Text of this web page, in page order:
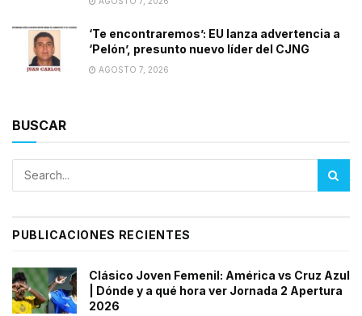
‘Te encontraremos’: EU lanza advertencia a
‘Pelón’, presunto nuevo líder del CJNG
AGOSTO 7, 2026
BUSCAR
PUBLICACIONES RECIENTES
Clásico Joven Femenil: América vs Cruz Azul
| Dónde y a qué hora ver Jornada 2 Apertura
2026